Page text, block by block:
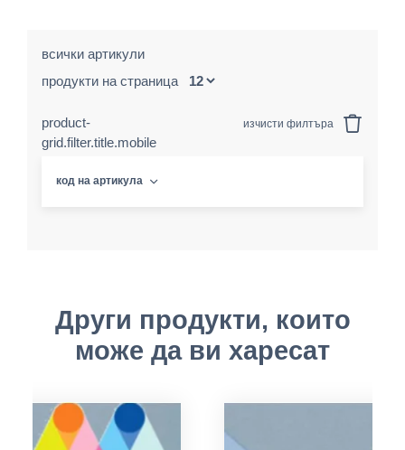
всички артикули
продукти на страница
product-
grid.filter.title.mobile
изчисти филтъра
код на артикула
Други продукти, които
може да ви харесат